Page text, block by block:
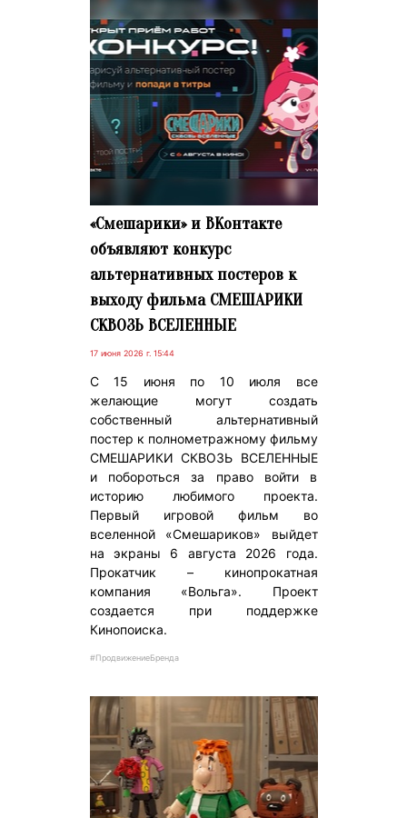
«Смешарики» и ВКонтакте
объявляют конкурс
альтернативных постеров к
выходу фильма СМЕШАРИКИ
СКВОЗЬ ВСЕЛЕННЫЕ
17 июня 2026 г. 15:44
С 15 июня по 10 июля все
желающие могут создать
собственный альтернативный
постер к полнометражному фильму
СМЕШАРИКИ СКВОЗЬ ВСЕЛЕННЫЕ
и побороться за право войти в
историю любимого проекта.
Первый игровой фильм во
вселенной «Смешариков» выйдет
на экраны 6 августа 2026 года.
Прокатчик – кинопрокатная
компания «Вольга». Проект
создается при поддержке
Кинопоиска.
#ПродвижениеБренда